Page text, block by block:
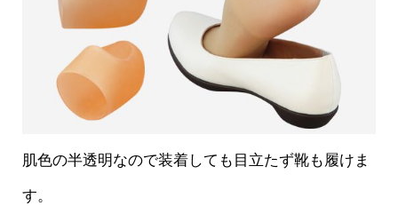
肌色の半透明なので装着しても目立たず靴も履けま
す。